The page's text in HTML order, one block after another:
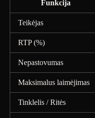
Funkcija
Teikėjas
RTP (%)
Nepastovumas
Maksimalus laimėjimas
Tinklelis / Ritės